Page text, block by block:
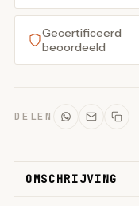
Gecertificeerd
beoordeeld
DELEN
OMSCHRIJVING